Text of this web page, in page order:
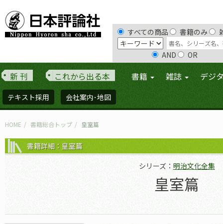
すべての商品 書籍のみ
AND OR
新 刊 これから出る本 書籍 雑誌 デジ
テキスト採用 会社案内･地図
HOME 書籍総合トップ 皇室篇
書籍詳細：皇室篇
シリーズ： 明治文化全集
皇室篇